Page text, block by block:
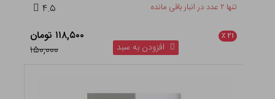
تنها ۲ عدد در انبار باقی مانده ۴.۵
۲۱ ٪
۱۱۸,۵۰۰ تومان
۱۵۰,۰۰۰
افزودن به سبد